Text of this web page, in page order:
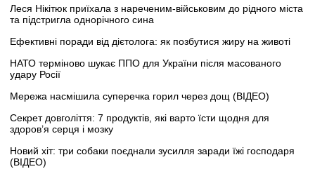
Леся Нікітюк приїхала з нареченим-військовим до рідного міста
та підстригла однорічного сина
Ефективні поради від дієтолога: як позбутися жиру на животі
НАТО терміново шукає ППО для України після масованого
удару Росії
Мережа насмішила суперечка горил через дощ (ВІДЕО)
Секрет довголіття: 7 продуктів, які варто їсти щодня для
здоров’я серця і мозку
Новий хіт: три собаки поєднали зусилля заради їжі господаря
(ВІДЕО)